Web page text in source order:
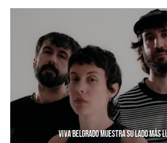
VIVA BELGRADO MUESTRA SU LADO MÁS